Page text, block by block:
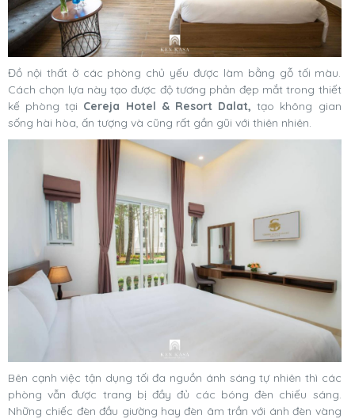
Đồ nội thất ở các phòng chủ yếu được làm bằng gỗ tối màu.
Cách chọn lựa này tạo được độ tương phản đẹp mắt trong thiết
kế phòng tại Cereja Hotel & Resort Dalat,tạo không gian
sống hài hòa, ấn tượng và cũng rất gần gũi với thiên nhiên.
Bên cạnh việc tận dụng tối đa nguồn ánh sáng tự nhiên thì các
phòng vẫn được trang bị đầy đủ các bóng đèn chiếu sáng.
Những chiếc đèn đầu giường hay đèn âm trần với ánh đèn vàng